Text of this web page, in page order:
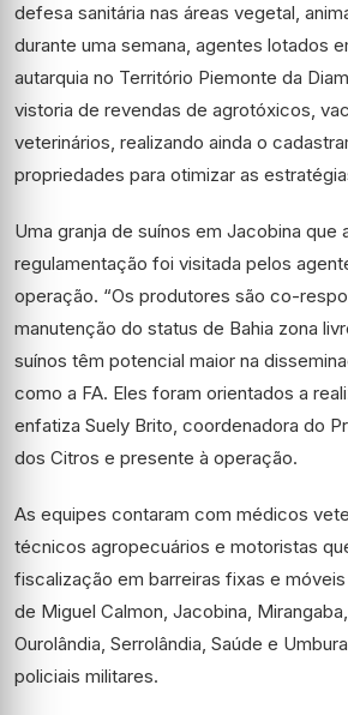
defesa sanitária nas áreas vegetal,
durante uma semana, agentes lotados
autarquia no Território Piemonte da
vistoria de revendas de agrotóxicos,
veterinários, realizando ainda o
propriedades para otimizar as
Uma granja de suínos em Jacobina que
regulamentação foi visitada pelos
operação. “Os produtores são co-
manutenção do status de Bahia zona
suínos têm potencial maior na
como a FA. Eles foram orientados a
enfatiza Suely Brito, coordenadora do
dos Citros e presente à operação.
As equipes contaram com médicos
técnicos agropecuários e motoristas
fiscalização em barreiras fixas e
de Miguel Calmon, Jacobina,
Ourolândia, Serrolândia, Saúde e
policiais militares.